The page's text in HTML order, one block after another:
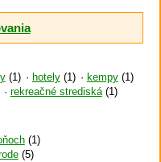
(1) hotely(1) kempy(1)
rekreačné strediská(1)
(1)
(5)